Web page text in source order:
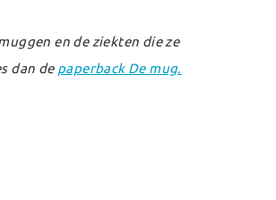
en de ziekten die ze
dan de paperback De mug.